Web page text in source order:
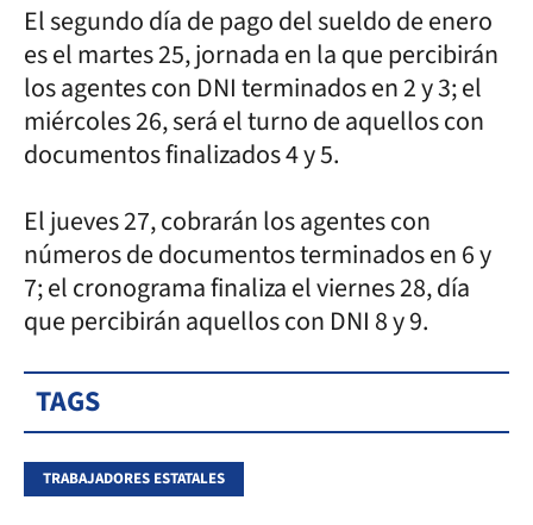
El segundo día de pago del sueldo de enero
es el martes 25, jornada en la que percibirán
los agentes con DNI terminados en 2 y 3; el
miércoles 26, será el turno de aquellos con
documentos finalizados 4 y 5.
El jueves 27, cobrarán los agentes con
números de documentos terminados en 6 y
7; el cronograma finaliza el viernes 28, día
que percibirán aquellos con DNI 8 y 9.
TAGS
TRABAJADORES ESTATALES